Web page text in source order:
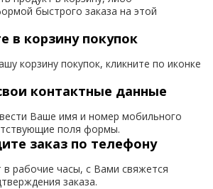
быстрого заказа на этой
в корзину покупок
корзину покупок, кликните по иконке
контактные данные
Ваше имя и номер мобильного
поля формы.
заказ по телефону
в рабочие часы, с Вами свяжется
заказа.